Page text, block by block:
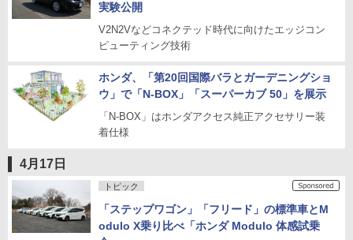
実験公開
V2N2Vなどコネクテッド時代に向けたエッジコン
ピューティング技術
ホンダ、「第20回国際バラとガーデニングショ
ウ」で「N-BOX」「スーパーカブ 50」を展示
「N-BOX」はホンダアクセス純正アクセサリー装
着仕様
4月17日
トピック
「ステップワゴン」「フリード」の標準車とM
odulo X乗り比べ「ホンダ Modulo 体感試乗